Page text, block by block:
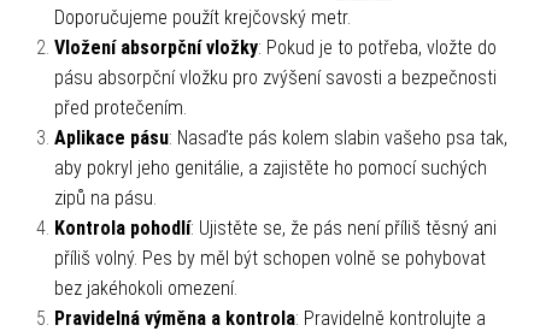
Doporučujeme použít krejčovský metr.
Vložení absorpční vložky: Pokud je to potřeba, vložte do
pásu absorpční vložku pro zvýšení savosti a bezpečnosti
před protečením.
Aplikace pásu: Nasaďte pás kolem slabin vašeho psa tak,
aby pokryl jeho genitálie, a zajistěte ho pomocí suchých
zipů na pásu.
Kontrola pohodlí: Ujistěte se, že pás není příliš těsný ani
příliš volný. Pes by měl být schopen volně se pohybovat
bez jakéhokoli omezení.
Pravidelná výměna a kontrola: Pravidelně kontrolujte a